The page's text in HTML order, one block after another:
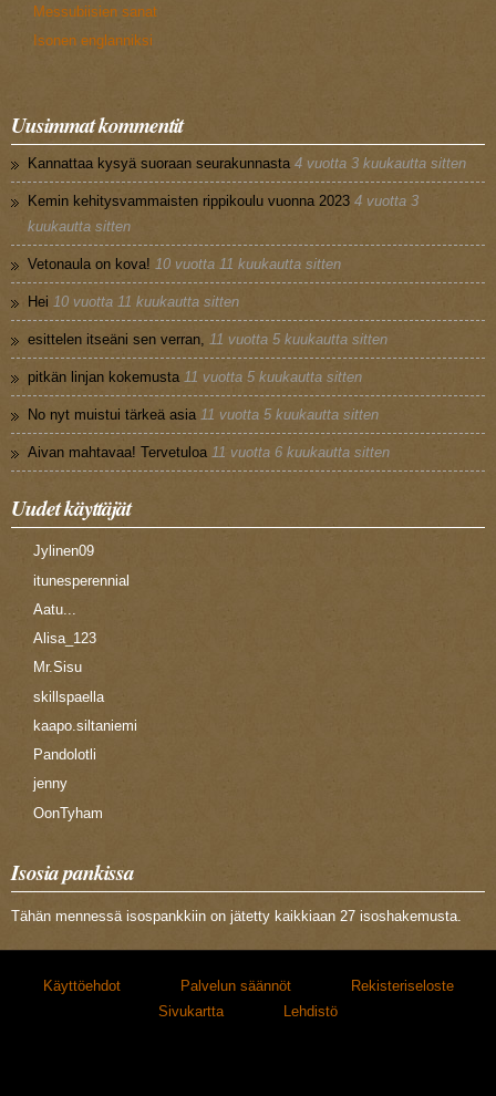
Messubiisien sanat
Isonen englanniksi
Uusimmat kommentit
Kannattaa kysyä suoraan seurakunnasta 4 vuotta 3 kuukautta sitten
Kemin kehitysvammaisten rippikoulu vuonna 2023 4 vuotta 3
kuukautta sitten
Vetonaula on kova! 10 vuotta 11 kuukautta sitten
Hei 10 vuotta 11 kuukautta sitten
esittelen itseäni sen verran, 11 vuotta 5 kuukautta sitten
pitkän linjan kokemusta 11 vuotta 5 kuukautta sitten
No nyt muistui tärkeä asia 11 vuotta 5 kuukautta sitten
Aivan mahtavaa! Tervetuloa 11 vuotta 6 kuukautta sitten
Uudet käyttäjät
Jylinen09
itunesperennial
Aatu...
Alisa_123
Mr.Sisu
skillspaella
kaapo.siltaniemi
Pandolotli
jenny
OonTyham
Isosia pankissa
Tähän mennessä isospankkiin on jätetty kaikkiaan 27 isoshakemusta.
Käyttöehdot Palvelun säännöt
Rekisteriseloste
Sivukartta
Lehdistö